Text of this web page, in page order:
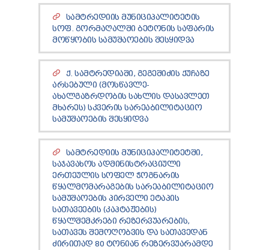
ᲡᲐᲛᲢᲠᲔᲓᲘᲘᲡ ᲛᲣᲜᲘᲪᲘᲞᲐᲚᲘᲢᲔᲢᲘᲡ
ᲡᲝᲤ. ᲒᲝᲠᲛᲐᲦᲐᲚᲨᲘ ᲑᲔᲢᲝᲜᲘᲡ ᲡᲐᲤᲐᲠᲘᲡ
ᲛᲝᲬᲧᲝᲑᲘᲡ ᲡᲐᲛᲣᲨᲐᲝᲔᲑᲘᲡ ᲨᲔᲡᲧᲘᲓᲕᲐ
Ქ. ᲡᲐᲛᲢᲠᲔᲓᲘᲐᲨᲘ, ᲒᲔᲒᲔᲨᲘᲫᲘᲡ ᲥᲣᲩᲐᲖᲔ
ᲐᲠᲡᲔᲑᲣᲚᲘ (ᲛᲝᲡᲬᲐᲕᲚᲔ-
ᲐᲮᲐᲚᲒᲐᲖᲠᲓᲝᲑᲘᲡ ᲡᲐᲮᲚᲘᲡ ᲓᲐᲡᲐᲕᲚᲔᲗ
ᲛᲮᲐᲠᲔᲡ) ᲡᲙᲕᲔᲠᲘᲡ ᲡᲐᲠᲔᲐᲑᲘᲚᲘᲢᲐᲪᲘᲝ
ᲡᲐᲛᲣᲨᲐᲝᲔᲑᲘᲡ ᲨᲔᲡᲧᲘᲓᲕᲐ
ᲡᲐᲛᲢᲠᲔᲓᲘᲘᲡ ᲛᲣᲜᲘᲪᲘᲞᲐᲚᲘᲢᲔᲢᲨᲘ,
ᲡᲐᲯᲐᲕᲐᲮᲝᲡ ᲐᲓᲛᲘᲜᲘᲡᲢᲠᲐᲪᲘᲣᲚᲘ
ᲔᲠᲗᲔᲣᲚᲘᲡ ᲡᲝᲤᲔᲚ ᲭᲝᲒᲜᲐᲠᲘᲡ
ᲬᲧᲐᲚᲛᲝᲛᲐᲠᲐᲒᲔᲑᲘᲡ ᲡᲐᲠᲔᲐᲑᲘᲚᲘᲢᲐᲪᲘᲝ
ᲡᲐᲛᲣᲨᲐᲝᲔᲑᲘᲡ ᲞᲘᲠᲕᲔᲚᲘ ᲔᲢᲐᲞᲘᲡ
ᲡᲐᲗᲐᲕᲔᲔᲑᲘᲡ (ᲙᲐᲞᲢᲐᲟᲔᲑᲘᲡ)
ᲬᲧᲐᲚᲨᲔᲛᲙᲠᲔᲑᲘ ᲠᲔᲖᲔᲠᲕᲣᲐᲠᲔᲑᲘᲡ,
ᲡᲐᲗᲐᲕᲔᲡ ᲨᲔᲛᲝᲦᲝᲑᲕᲘᲡ ᲓᲐ ᲡᲐᲗᲐᲕᲔᲓᲐᲜ
ᲫᲘᲠᲘᲗᲐᲓ 80 ᲢᲝᲜᲘᲐᲜ ᲠᲔᲖᲔᲠᲕᲣᲐᲠᲐᲛᲓᲔ